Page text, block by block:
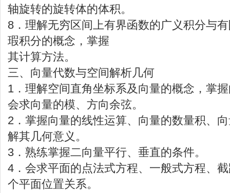
轴旋转的旋转体的体积。
8．理解无穷区间上有界函数的广义积分与
瑕积分的概念，掌握
其计算方法。
三、向量代数与空间解析几何
1．理解空间直角坐标系及向量的概念，掌
会求向量的模、方向余弦。
2．掌握向量的线性运算、向量的数量积、
解其几何意义。
3．熟练掌握二向量平行、垂直的条件。
4．会求平面的点法式方程、一般式方程、
个平面位置关系。